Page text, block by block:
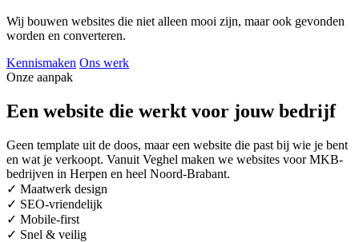
Wij bouwen websites die niet alleen mooi zijn, maar ook gevonden
worden en converteren.
Kennismaken Ons werk
Onze aanpak
Een website die werkt voor jouw bedrijf
Geen template uit de doos, maar een website die past bij wie je bent
en wat je verkoopt. Vanuit Veghel maken we websites voor MKB-
bedrijven in Herpen en heel Noord-Brabant.
✓ Maatwerk design
✓ SEO-vriendelijk
✓ Mobile-first
✓ Snel & veilig